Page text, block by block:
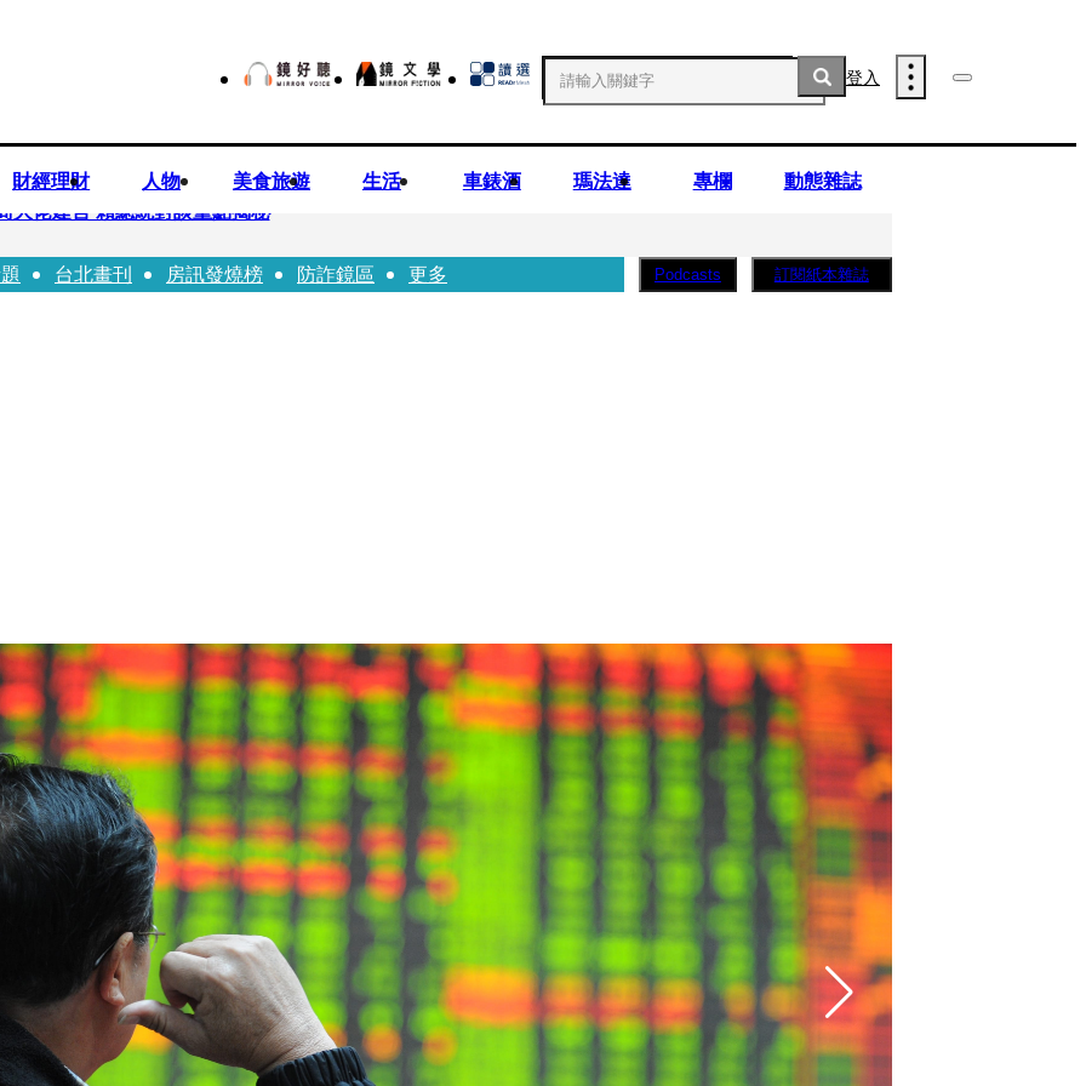
登入
財經理財 人物 美食旅遊 生活 車錶酒 瑪法達 專欄
動態雜誌
大佬建言 賴總統對談重點揭秘
明 工會籲檢討校安破口：老師不是肉身盾牌
台北畫刊 房訊發燒榜 防詐鏡區 更多 Podcasts 訂閱紙本雜誌